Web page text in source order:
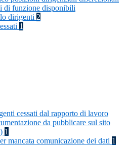
di funzione disponibili
dirigenti 2
1
cessati dal rapporto di lavoro
da pubblicare sul sito
1
mancata comunicazione dei dati 1